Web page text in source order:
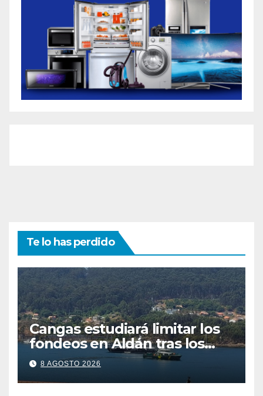
Te lo has perdido
Cangas estudiará limitar los
fondeos en Aldán tras los
últimos episodios de
contaminación en O Con
8 AGOSTO 2026